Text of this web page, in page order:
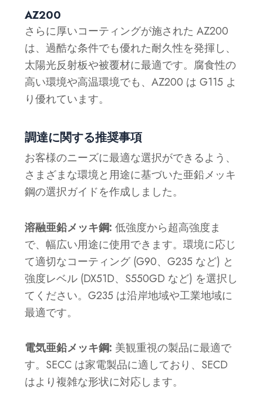
AZ200
さらに厚いコーティングが施された AZ200
は、過酷な条件でも優れた耐久性を発揮し、
太陽光反射板や被覆材に最適です。腐食性の
高い環境や高温環境でも、AZ200 は G115 よ
り優れています。
調達に関する推奨事項
お客様のニーズに最適な選択ができるよう、
さまざまな環境と用途に基づいた亜鉛メッキ
鋼の選択ガイドを作成しました。
溶融亜鉛メッキ鋼: 低強度から超高強度ま
で、幅広い用途に使用できます。環境に応じ
て適切なコーティング (G90、G235 など) と
強度レベル (DX51D、S550GD など) を選択し
てください。G235 は沿岸地域や工業地域に
最適です。
電気亜鉛メッキ鋼: 美観重視の製品に最適で
す。SECC は家電製品に適しており、SECD
はより複雑な形状に対応します。